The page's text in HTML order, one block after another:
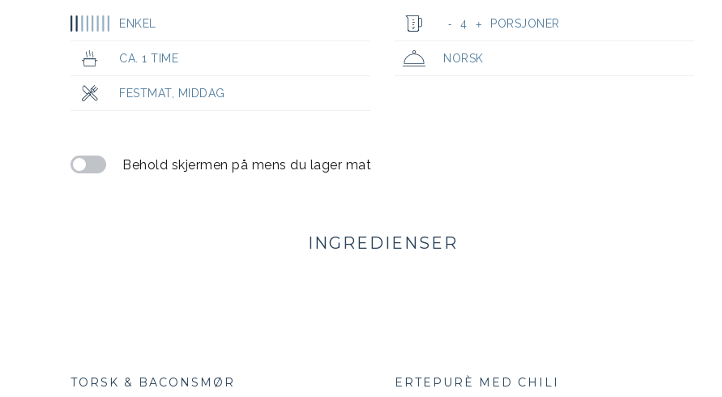
ENKEL - 4 + PORSJONER
CA. 1 TIME NORSK
FESTMAT, MIDDAG
Behold skjermen på mens du lager mat
INGREDIENSER
TORSK & BACONSMØR ERTEPURÈ MED CHILI